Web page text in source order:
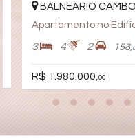
BALNEÁRIO
Apartamento no
3 4 2 158,
R$ 1.980.000, 00